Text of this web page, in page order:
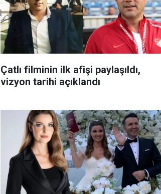
Çatlı filminin ilk afişi paylaşıldı,
vizyon tarihi açıklandı